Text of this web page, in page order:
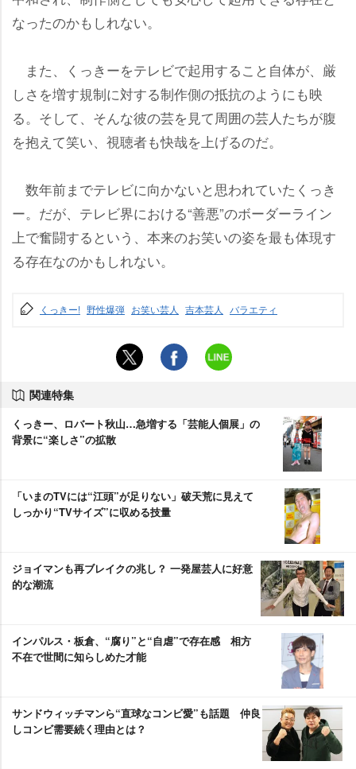
なったのかもしれない。
また、くっきーをテレビで起用すること自体が、厳
しさを増す規制に対する制作側の抵抗のようにも映
る。そして、そんな彼の芸を見て周囲の芸人たちが腹
を抱えて笑い、視聴者も快哉を上げるのだ。
数年前までテレビに向かないと思われていたくっき
ー。だが、テレビ界における“善悪”のボーダーライン
上で奮闘するという、本来のお笑いの姿を最も体現す
る存在なのかもしれない。
くっきー! 野性爆弾 お笑い芸人 吉本芸人 バラエティ
関連特集
くっきー、ロバート秋山…急増する「芸能人個展」の
背景に“楽しさ”の拡散
「いまのTVには“江頭”が足りない」破天荒に見えて
しっかり“TVサイズ”に収める技量
ジョイマンも再ブレイクの兆し？ 一発屋芸人に好意
的な潮流
インパルス・板倉、“腐り”と“自虐”で存在感 相方
不在で世間に知らしめた才能
サンドウィッチマンら“直球なコンビ愛”も話題 仲良
しコンビ需要続く理由とは？